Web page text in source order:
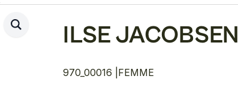
ILSE JACOBSEN
970_00016 | FEMME